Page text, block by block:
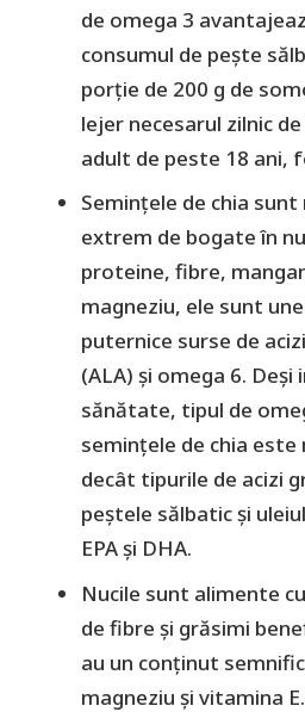
de omega 3
consumul de pește
porție de 200 g de
lejer necesarul zilnic
adult de peste 18 ani,
Semințele de chia
extrem de bogate în
proteine, fibre,
magneziu, ele sunt
puternice surse de
(ALA) și omega 6.
sănătate, tipul de
semințele de chia
decât tipurile de acizi
peștele sălbatic și
EPA și DHA.
Nucile sunt alimente
de fibre și grăsimi
au un conținut
magneziu și vitamina